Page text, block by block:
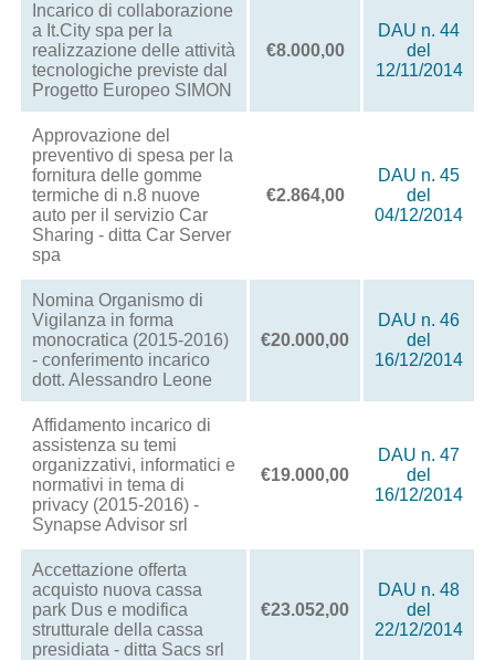
Incarico di collaborazione
a It.City spa per la
realizzazione delle attività
tecnologiche previste dal
Progetto Europeo SIMON
€8.000,00
DAU n. 44
del
12/11/2014
Approvazione del
preventivo di spesa per la
fornitura delle gomme
termiche di n.8 nuove
auto per il servizio Car
Sharing - ditta Car Server
spa
€2.864,00
DAU n. 45
del
04/12/2014
Nomina Organismo di
Vigilanza in forma
monocratica (2015-2016)
- conferimento incarico
dott. Alessandro Leone
€20.000,00
DAU n. 46
del
16/12/2014
Affidamento incarico di
assistenza su temi
organizzativi, informatici e
normativi in tema di
privacy (2015-2016) -
Synapse Advisor srl
€19.000,00
DAU n. 47
del
16/12/2014
Accettazione offerta
acquisto nuova cassa
park Dus e modifica
strutturale della cassa
presidiata - ditta Sacs srl
€23.052,00
DAU n. 48
del
22/12/2014